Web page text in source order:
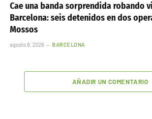
Cae una banda sorprendida robando
Barcelona: seis detenidos en dos
Mossos
agosto 6, 2026 BARCELONA
AÑADIR UN COMENTARIO